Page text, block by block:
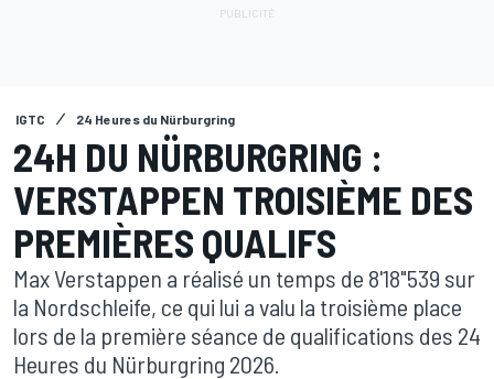
IGTC 24 Heures du Nürburgring
24H DU NÜRBURGRING :
VERSTAPPEN TROISIÈME DES
PREMIÈRES QUALIFS
Max Verstappen a réalisé un temps de 8'18"539 sur
la Nordschleife, ce qui lui a valu la troisième place
lors de la première séance de qualifications des 24
Heures du Nürburgring 2026.